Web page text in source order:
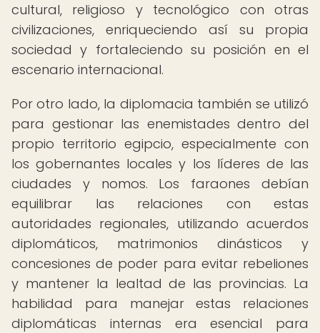
cultural, religioso y tecnológico con otras
civilizaciones, enriqueciendo así su propia
sociedad y fortaleciendo su posición en el
escenario internacional.
Por otro lado, la diplomacia también se utilizó
para gestionar las enemistades dentro del
propio territorio egipcio, especialmente con
los gobernantes locales y los líderes de las
ciudades y nomos. Los faraones debían
equilibrar las relaciones con estas
autoridades regionales, utilizando acuerdos
diplomáticos, matrimonios dinásticos y
concesiones de poder para evitar rebeliones
y mantener la lealtad de las provincias. La
habilidad para manejar estas relaciones
diplomáticas internas era esencial para